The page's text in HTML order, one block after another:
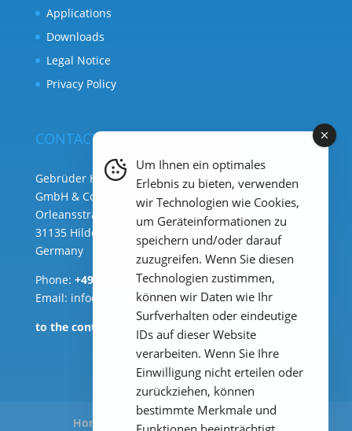
Applications
Downloads
Legal Notice
Privacy Policy
CONTACT
Gebrüder Heyl Analysentechnik
GmbH & Co. KG ( HQ )
Orleansstraße 75b
31135 Hildesheim
Germany
Phone: +49 (0) 51 21 289 33 – 0
Email: info@heylanalysis.de
to the contact-form
Home Products Applications
Um Ihnen ein optimales
Erlebnis zu bieten, verwenden
wir Technologien wie Cookies,
um Geräteinformationen zu
speichern und/oder darauf
zuzugreifen. Wenn Sie diesen
Technologien zustimmen,
können wir Daten wie Ihr
Surfverhalten oder eindeutige
IDs auf dieser Website
verarbeiten. Wenn Sie Ihre
Einwilligung nicht erteilen oder
zurückziehen, können
bestimmte Merkmale und